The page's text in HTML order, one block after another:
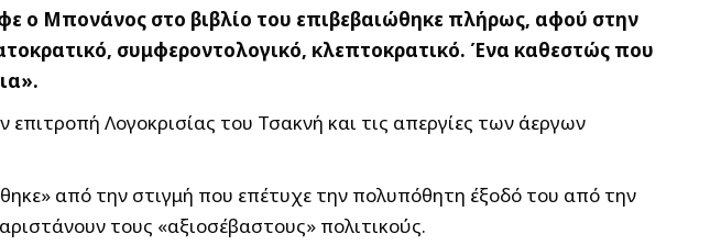
ο Μπονάνος στο βιβλίο του επιβεβαιώθηκε πλήρως, αφού στην
συμφεροντολογικό, κλεπτοκρατικό. Ένα καθεστώς που
Λογοκρισίας του Τσακνή και τις απεργίες των άεργων
από την στιγμή που επέτυχε την πολυπόθητη έξοδό του από την
τους «αξιοσέβαστους» πολιτικούς.